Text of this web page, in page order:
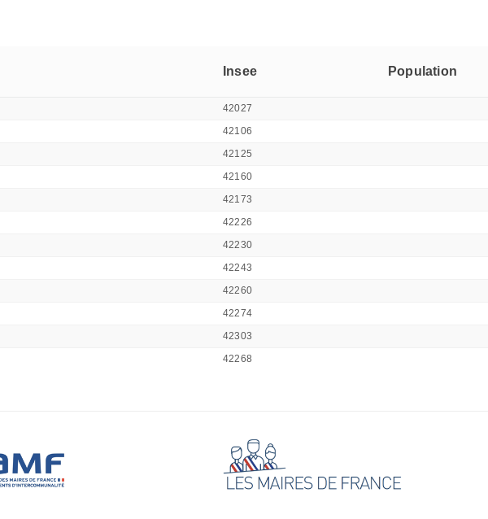
Insee Population
42027
42106
42125
42160
42173
42226
42230
42243
42260
42274
42303
42268